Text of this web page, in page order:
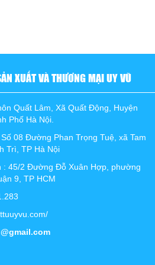
XUẤT VÀ THƯƠNG MẠI UY VŨ
Quất Lâm, Xã Quất Động, Huyện
Phố Hà Nội.
08 Đường Phan Trọng Tuệ, xã Tam
Trì, TP Hà Nội
: 45/2 Đường Đỗ Xuân Hợp, phường
9, TP HCM